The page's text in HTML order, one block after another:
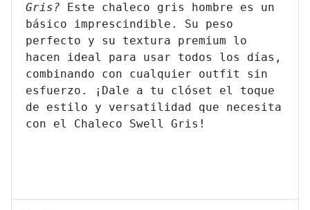
Gris? Este chaleco gris hombre es un
básico imprescindible. Su peso
perfecto y su textura premium lo
hacen ideal para usar todos los días,
combinando con cualquier outfit sin
esfuerzo. ¡Dale a tu clóset el toque
de estilo y versatilidad que necesita
con el Chaleco Swell Gris!